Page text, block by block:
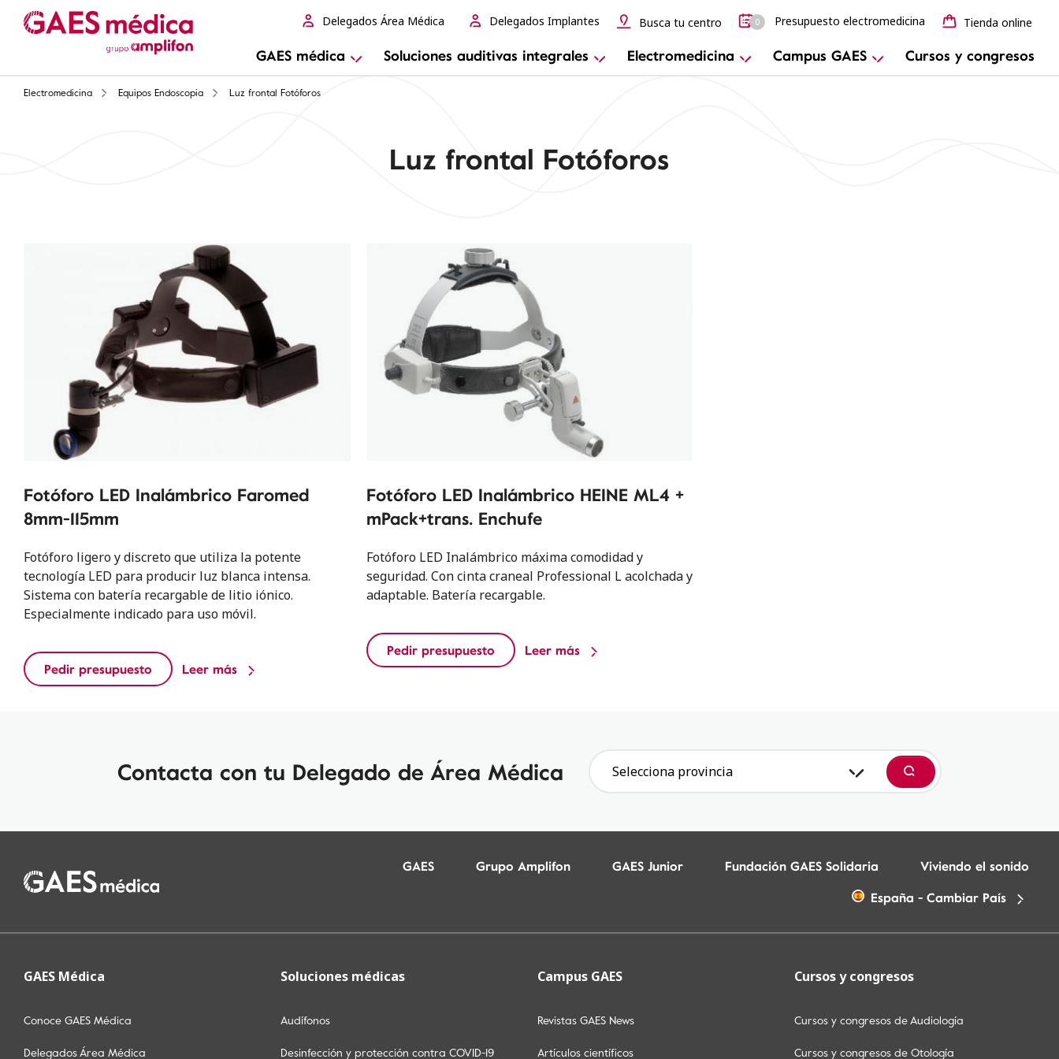
GAES médica Soluciones auditivas integrales Electromedicina Campus GAES Cursos y congresos
Delegados Área Médica Delegados Implantes Busca tu centro 0 Presupuesto electromedicina Tienda online
Electromedicina Equipos Endoscopia Luz frontal Fotóforos
Luz frontal Fotóforos
Fotóforo LED Inalámbrico Faromed
8mm-115mm
Fotóforo ligero y discreto que utiliza la potente
tecnología LED para producir luz blanca intensa.
Sistema con batería recargable de litio iónico.
Especialmente indicado para uso móvil.
Pedir presupuesto Leer más
Fotóforo LED Inalámbrico HEINE ML4 +
mPack+trans. Enchufe
Fotóforo LED Inalámbrico máxima comodidad y
seguridad. Con cinta craneal Professional L acolchada y
adaptable. Batería recargable.
Pedir presupuesto Leer más
Contacta con tu Delegado de Área Médica Selecciona provincia
Buscar
GAES Grupo Amplifon GAES Junior Fundación GAES Solidaria
Viviendo el sonido
España - Cambiar País
GAES Médica
Conoce GAES Médica
Delegados Área Médica
Soluciones médicas
Audífonos
Desinfección y protección contra COVID-19
Campus GAES
Revistas GAES News
Artículos científicos
Cursos y congresos
Cursos y congresos de Audiología
Cursos y congresos de Otología